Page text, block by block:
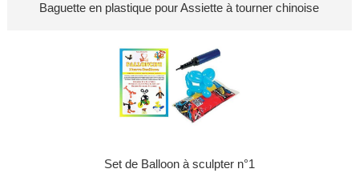
Baguette en plastique pour Assiette à tourner chinoise
Set de Balloon à sculpter n°1